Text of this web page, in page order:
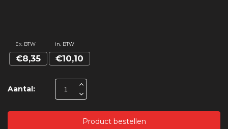
Aantal:
Ex. BTW in. BTW
€8,35 €10,10
Product bestellen